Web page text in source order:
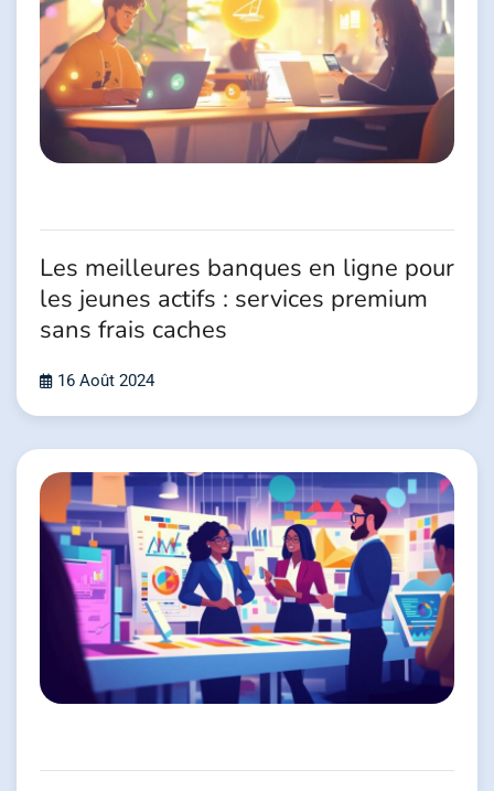
Les meilleures banques en ligne pour
les jeunes actifs : services premium
sans frais caches
16 Août 2024